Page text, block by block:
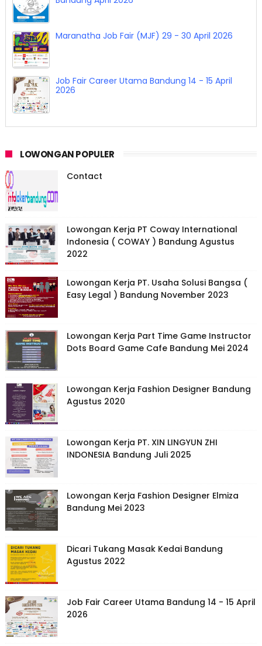
Maranatha Job Fair (MJF) 29 - 30 April 2026
Job Fair Career Utama Bandung 14 - 15 April
2026
LOWONGAN POPULER
Contact
Lowongan Kerja PT Coway International
Indonesia ( COWAY ) Bandung Agustus
2022
Lowongan Kerja PT. Usaha Solusi Bangsa (
Easy Legal ) Bandung November 2023
Lowongan Kerja Part Time Game Instructor
Dots Board Game Cafe Bandung Mei 2024
Lowongan Kerja Fashion Designer Bandung
Agustus 2020
Lowongan Kerja PT. XIN LINGYUN ZHI
INDONESIA Bandung Juli 2025
Lowongan Kerja Fashion Designer Elmiza
Bandung Mei 2023
Dicari Tukang Masak Kedai Bandung
Agustus 2022
Job Fair Career Utama Bandung 14 - 15 April
2026